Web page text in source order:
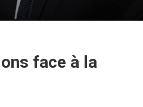
face à la